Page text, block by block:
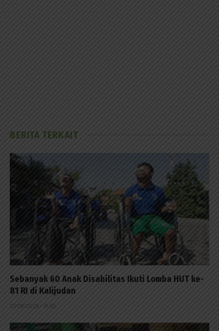
BERITA TERKAIT
Sebanyak 60 Anak Disabilitas Ikuti Lomba HUT ke-
81 RI di Kalijudan
07/08/2026 - 15:53